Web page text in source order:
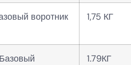
воротник 1,75 КГ
1.79КГ